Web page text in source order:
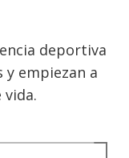
deportiva
y empiezan a
vida.